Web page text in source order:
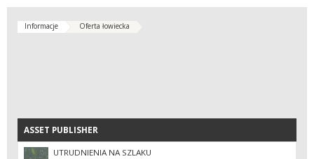
Informacje Oferta łowiecka
ASSET PUBLISHER
ASSET PUBLISHER
UTRUDNIENIA NA SZLAKU